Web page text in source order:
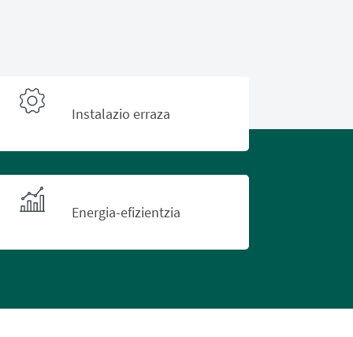
Instalazio erraza
Energia-efizientzia